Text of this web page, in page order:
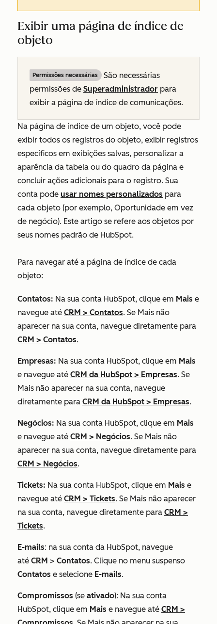
Exibir uma página de índice de
objeto
Permissões necessárias
São necessárias
permissões de Superadministrador para
exibir a página de índice de comunicações.
Na página de índice de um objeto, você pode
exibir todos os registros do objeto, exibir registros
específicos em exibições salvas, personalizar a
aparência da tabela ou do quadro da página e
concluir ações adicionais para o registro. Sua
conta pode usar nomes personalizados para
cada objeto (por exemplo, Oportunidade em vez
de negócio). Este artigo se refere aos objetos por
seus nomes padrão de HubSpot.
Para navegar até a página de índice de cada
objeto:
Contatos: Na sua conta HubSpot, clique em Mais e
navegue até CRM > Contatos. Se Mais não
aparecer na sua conta, navegue diretamente para
CRM > Contatos.
Empresas: Na sua conta HubSpot, clique em Mais
e navegue até CRM da HubSpot > Empresas. Se
Mais não aparecer na sua conta, navegue
diretamente para CRM da HubSpot > Empresas.
Negócios: Na sua conta HubSpot, clique em Mais
e navegue até CRM > Negócios. Se Mais não
aparecer na sua conta, navegue diretamente para
CRM > Negócios.
Tickets: Na sua conta HubSpot, clique em Mais e
navegue até CRM > Tickets. Se Mais não aparecer
na sua conta, navegue diretamente para CRM >
Tickets.
E-mails: na sua conta da HubSpot, navegue
até CRM > Contatos. Clique no menu suspenso
Contatos e selecione E-mails.
Compromissos (se ativado): Na sua conta
HubSpot, clique em Mais e navegue até CRM >